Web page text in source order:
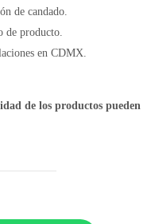
de candado.
de producto.
en CDMX.
de los productos pueden